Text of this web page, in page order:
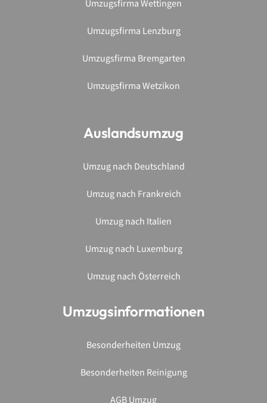
Umzugsfirma Wettingen
Umzugsfirma Lenzburg
Umzugsfirma Bremgarten
Umzugsfirma Wetzikon
Auslandsumzug
Umzug nach Deutschland
Umzug nach Frankreich
Umzug nach Italien
Umzug nach Luxemburg
Umzug nach Österreich
Umzugsinformationen
Besonderheiten Umzug
Besonderheiten Reinigung